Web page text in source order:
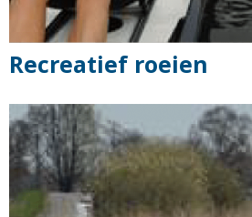
Recreatief roeien